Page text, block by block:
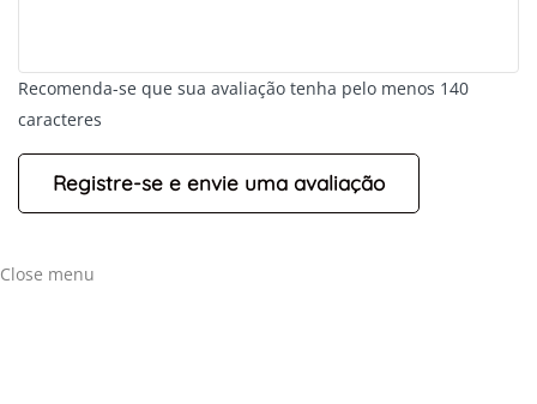
Leaflet
Recomenda-se que sua avaliação tenha pelo menos 140
caracteres
Close menu